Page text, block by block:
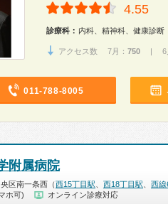
4.55
診療科： 内科、精神科、健康診断
アクセス数 7月： 750 | 6
011-788-8005
附属病院
区南一条西（西15丁目駅 西18丁目駅 西線
ホ可)
オンライン診療対応